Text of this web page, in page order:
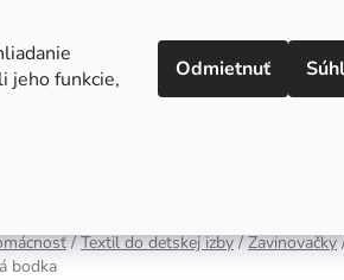
jeho funkcie,
Odmietnuť
/ Textil do detskej izby / Zavinovačky
bodka